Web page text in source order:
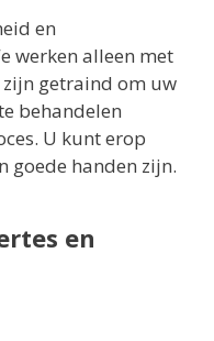
en
werken alleen met
getraind om uw
behandelen
U kunt erop
goede handen zijn.
en